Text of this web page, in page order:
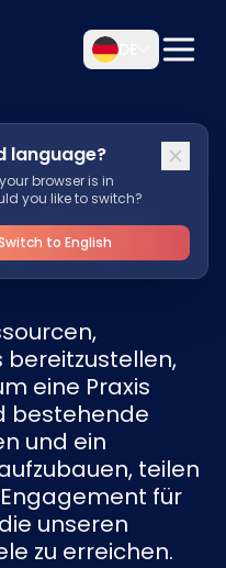
language?
browser is in
you like to switch?
to English
bereitzustellen,
eine Praxis
bestehende
und ein
teilen
für
unseren
zu erreichen.